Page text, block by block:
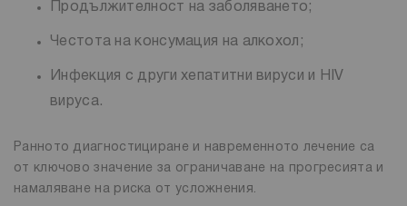
Продължителност на заболяването;
Честота на консумация на алкохол;
Инфекция с други хепатитни вируси и HIV
вируса.
Ранното диагностициране и навременното лечение са
от ключово значение за ограничаване на прогресията и
намаляване на риска от усложнения.